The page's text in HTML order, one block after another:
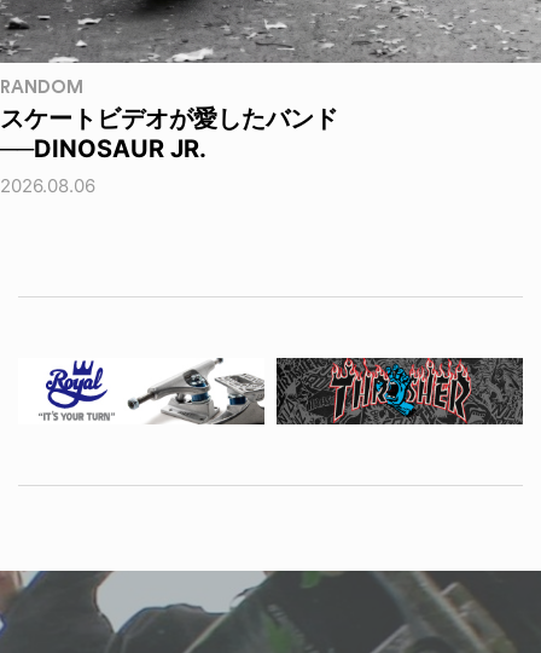
RANDOM
スケートビデオが愛したバンド
──DINOSAUR JR.
2026.08.06